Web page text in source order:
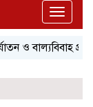
Toggle
বাল্যবিবাহ